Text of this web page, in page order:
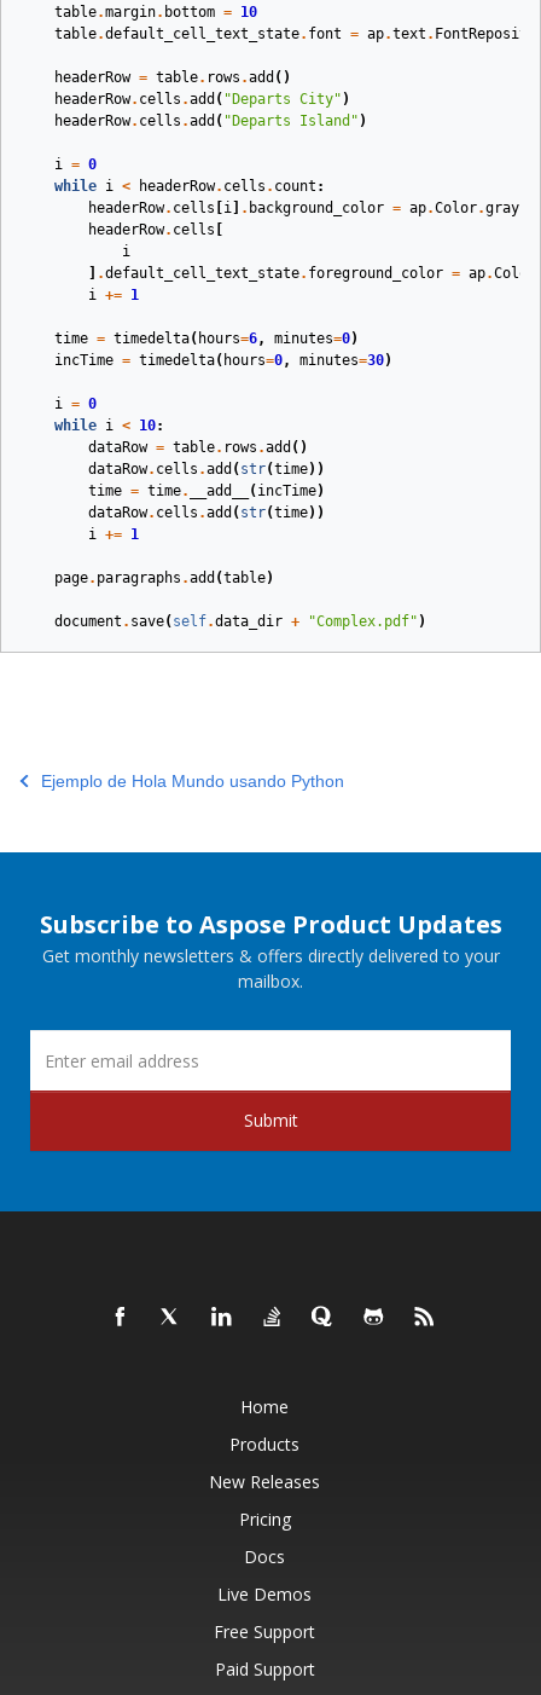
table.margin. bottom = 10
table.default_cell_text_state. font = ap.text .
headerRow = table. rows .add ()
headerRow. cells .add ( "Departs City" )
headerRow. cells .add ( "Departs Island" )
i = 0
while i < headerRow. cells . count :
headerRow. cells i . background_color = ap.Color.gray
headerRow. cells
i
.default_cell_text_state. foreground_color = ap.Color
i += 1
time = timedelta( hours=6, minutes=0)
incTime = timedelta( hours=0, minutes=30)
i = 0
while i < 10:
dataRow = table. rows .add ()
dataRow. cells .add ( str(time))
time = time. __add__ ( incTime)
dataRow. cells .add ( str(time))
i += 1
page. paragraphs .add (table)
document . save( self.data_dir + "Complex.pdf" )
Ejemplo de Hola Mundo usando Python
Subscribe to Aspose Product Updates
Get monthly newsletters & offers directly delivered to your
mailbox.
Submit
Home
Products
New Releases
Pricing
Docs
Live Demos
Free Support
Paid Support